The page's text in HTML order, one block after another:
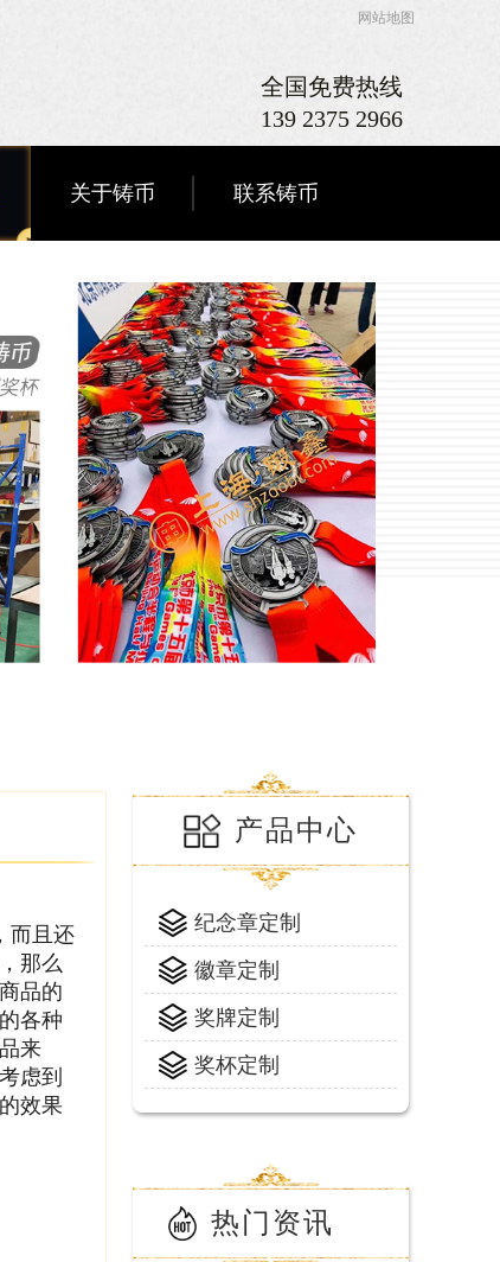
网站地图
全国免费热线
139 2375 2966
关于铸币 联系铸币
而且还
那么
品的
各种
来
虑到
效果
产品中心
纪念章定制
徽章定制
奖牌定制
奖杯定制
热门资讯